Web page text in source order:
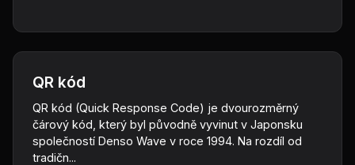
QR kód
QR kód (Quick Response Code) je dvourozměrný
čárový kód, který byl původně vyvinut v Japonsku
společností Denso Wave v roce 1994. Na rozdíl od
tradičn...